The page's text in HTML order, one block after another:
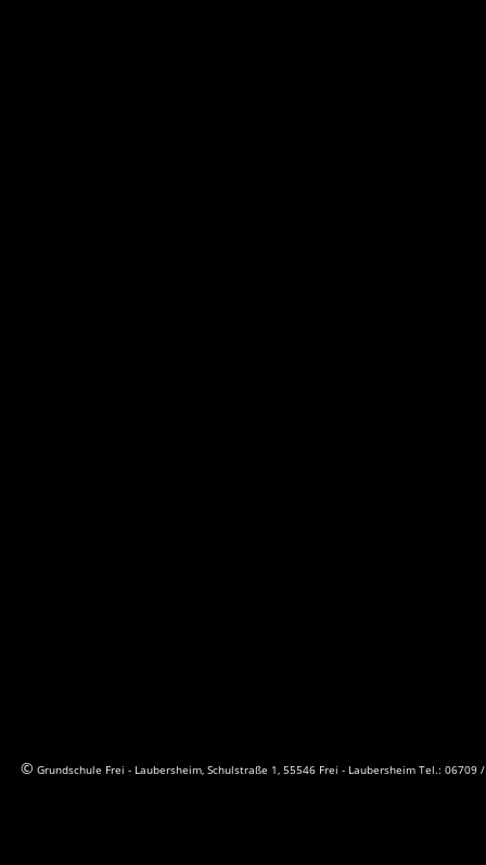
© Grundschule Frei - Laubersheim, Schulstraße 1, 55546 Frei - Laubersheim Tel.: 06709